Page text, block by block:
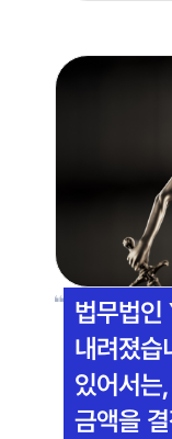
법무법
내려졌습
있어서는
금액을